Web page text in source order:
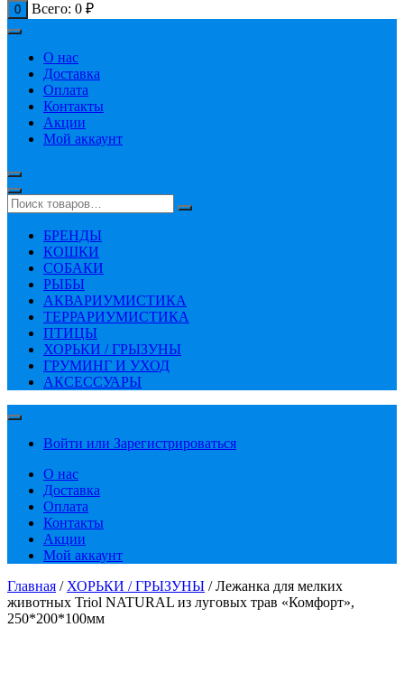
0 Всего: 0 ₽
О нас
Доставка
Оплата
Контакты
Акции
Мой аккаунт
БРЕНДЫ
КОШКИ
СОБАКИ
РЫБЫ
АКВАРИУМИСТИКА
ТЕРРАРИУМИСТИКА
ПТИЦЫ
ХОРЬКИ / ГРЫЗУНЫ
ГРУМИНГ И УХОД
АКСЕССУАРЫ
Войти или Зарегистрироваться
О нас
Доставка
Оплата
Контакты
Акции
Мой аккаунт
Главная / ХОРЬКИ / ГРЫЗУНЫ / Лежанка для мелких
животных Triol NATURAL из луговых трав «Комфорт»,
250*200*100мм